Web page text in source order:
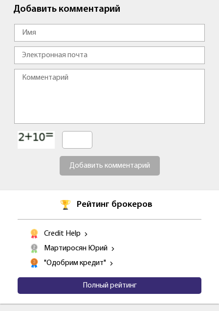
Добавить комментарий
Добавить комментарий
Рейтинг брокеров
Credit Help
Мартиросян Юрий
"Одобрим кредит"
Полный рейтинг